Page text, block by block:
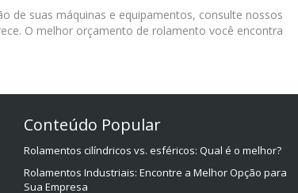
de suas máquinas e equipamentos, consulte nossos
O melhor orçamento de rolamento você encontra
Conteúdo Popular
Rolamentos cilíndricos vs. esféricos: Qual é o melhor?
Rolamentos Industriais: Encontre a Melhor Opção para
Sua Empresa